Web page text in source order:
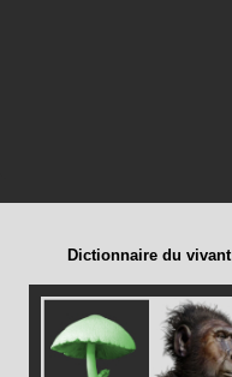
Dictionnaire du vivant